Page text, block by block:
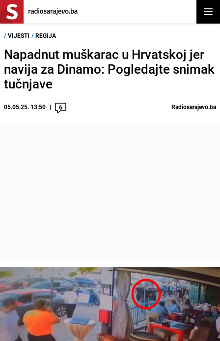
/ VIJESTI / REGIJA
Napadnut muškarac u Hrvatskoj jer
navija za Dinamo: Pogledajte snimak
tučnjave
05.05.25. 13:50 6 Radiosarajevo.ba